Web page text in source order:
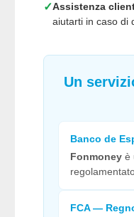
✓Assistenza
aiutarti in caso di
Un
Banco de
Fonmoney è
FCA —